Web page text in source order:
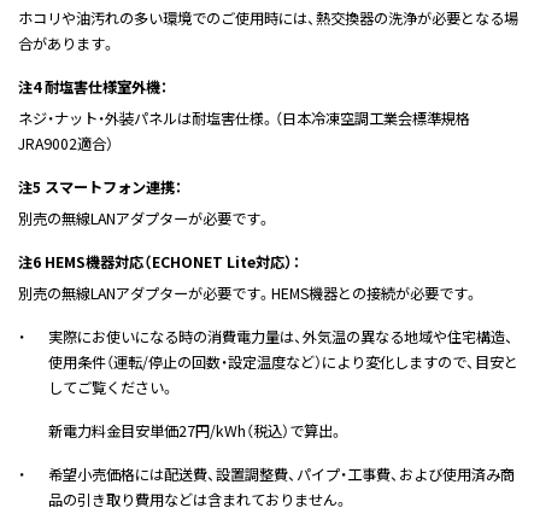
ホコリや油汚れの多い環境でのご使用時には、熱交換器の洗浄が必要となる場
合があります。
注4 耐塩害仕様室外機：
ネジ・ナット・外装パネルは耐塩害仕様。（日本冷凍空調工業会標準規格
JRA9002適合）
注5 スマートフォン連携：
別売の無線LANアダプターが必要です。
注6 HEMS機器対応（ECHONET Lite対応）：
別売の無線LANアダプターが必要です。HEMS機器との接続が必要です。
・
実際にお使いになる時の消費電力量は、外気温の異なる地域や住宅構造、
使用条件（運転/停止の回数・設定温度など）により変化しますので、目安と
してご覧ください。
新電力料金目安単価27円/kWh（税込）で算出。
・
希望小売価格には配送費、設置調整費、パイプ・工事費、および使用済み商
品の引き取り費用などは含まれておりません。